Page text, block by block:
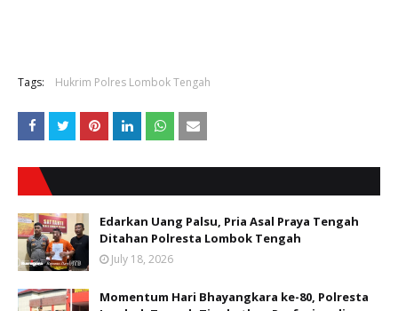
Tags: Hukrim Polres Lombok Tengah
Edarkan Uang Palsu, Pria Asal Praya Tengah
Ditahan Polresta Lombok Tengah
July 18, 2026
Momentum Hari Bhayangkara ke-80, Polresta